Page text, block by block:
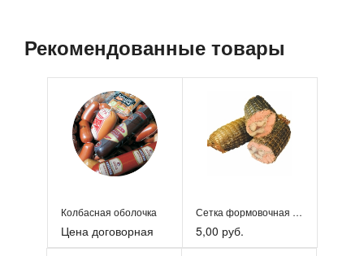
Рекомендованные товары
Колбасная оболочка
Цена договорная
Сетка формовочная для рулетов и деликатесов
5,00 руб.